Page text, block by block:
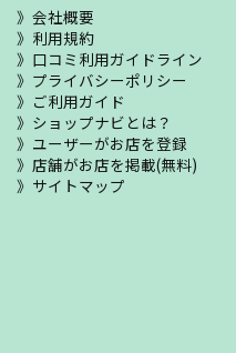
会社概要
利用規約
口コミ利用ガイドライン
プライバシーポリシー
ご利用ガイド
ショップナビとは？
ユーザーがお店を登録
店舗がお店を掲載(無料)
サイトマップ